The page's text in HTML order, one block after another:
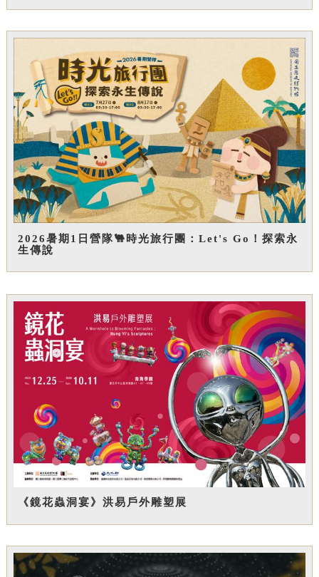
2026暑期1日營隊🐫時光旅行團：Let's Go！探索永
生傳說
《鏡花蟲洞宴》洪易戶外雕塑展